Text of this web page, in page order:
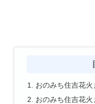
おのみち住吉花
おのみち住吉花